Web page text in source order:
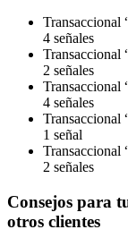
Transaccional
4 señales
Transaccional
2 señales
Transaccional
4 señales
Transaccional
1 señal
Transaccional
2 señales
Consejos para
otros clientes